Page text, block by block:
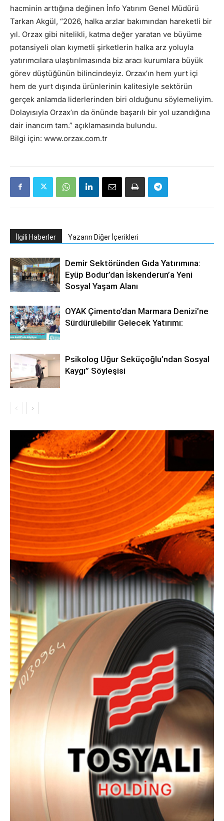
hacminin arttığına değinen İnfo Yatırım Genel Müdürü
Tarkan Akgül, “2026, halka arzlar bakımından hareketli bir
yıl. Orzax gibi nitelikli, katma değer yaratan ve büyüme
potansiyeli olan kıymetli şirketlerin halka arz yoluyla
yatırımcılara ulaştırılmasında biz aracı kurumlara büyük
görev düştüğünün bilincindeyiz. Orzax’ın hem yurt içi
hem de yurt dışında ürünlerinin kalitesiyle sektörün
gerçek anlamda liderlerinden biri olduğunu söylemeliyim.
Dolayısıyla Orzax’ın da önünde başarılı bir yol uzandığına
dair inancım tam.” açıklamasında bulundu.
Bilgi için: www.orzax.com.tr
İlgili Haberler Yazarın Diğer İçerikleri
Demir Sektöründen Gıda Yatırımına:
Eyüp Bodur’dan İskenderun’a Yeni
Sosyal Yaşam Alanı
OYAK Çimento’dan Marmara Denizi’ne
Sürdürülebilir Gelecek Yatırımı:
Psikolog Uğur Seküçoğlu’ndan Sosyal
Kaygı” Söyleşisi